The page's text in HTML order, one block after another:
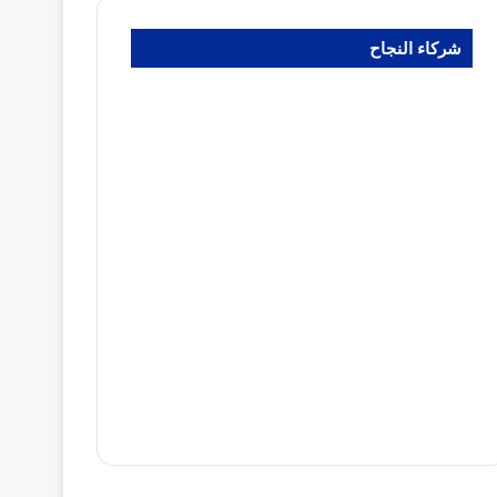
شركاء النجاح